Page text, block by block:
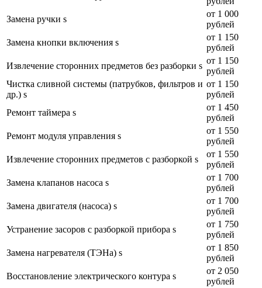
Замена ручки s
от 1 000
рублей
Замена кнопки включения s
от 1 150
рублей
Извлечение сторонних предметов без разборки s
от 1 150
рублей
Чистка сливной системы (патрубков, фильтров и
др.) s
от 1 150
рублей
Ремонт таймера s
от 1 450
рублей
Ремонт модуля управления s
от 1 550
рублей
Извлечение сторонних предметов с разборкой s
от 1 550
рублей
Замена клапанов насоса s
от 1 700
рублей
Замена двигателя (насоса) s
от 1 700
рублей
Устранение засоров с разборкой прибора s
от 1 750
рублей
Замена нагревателя (ТЭНа) s
от 1 850
рублей
Восстановление электрического контура s
от 2 050
рублей